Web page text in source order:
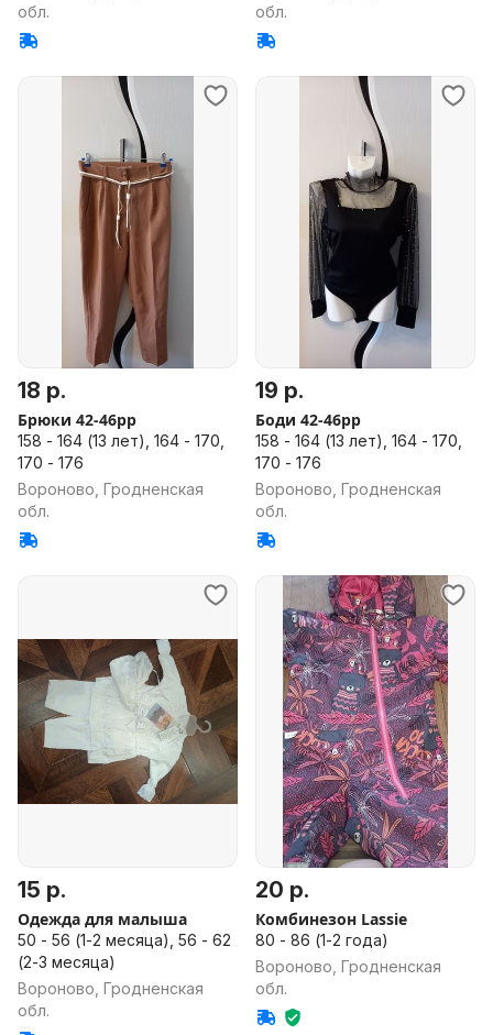
обл.
обл.
18 р.
Брюки 42-46рр
158 - 164 (13 лет), 164 - 170,
170 - 176
Вороново, Гродненская
обл.
19 р.
Боди 42-46рр
158 - 164 (13 лет), 164 - 170,
170 - 176
Вороново, Гродненская
обл.
15 р.
Одежда для малыша
50 - 56 (1-2 месяца), 56 - 62
(2-3 месяца)
Вороново, Гродненская
обл.
20 р.
Комбинезон Lassie
80 - 86 (1-2 года)
Вороново, Гродненская
обл.